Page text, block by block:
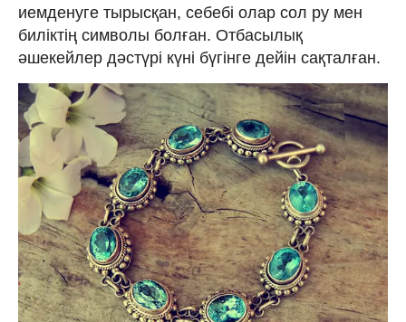
иемденуге тырысқан, себебі олар сол ру мен
биліктің символы болған. Отбасылық
әшекейлер дәстүрі күні бүгінге дейін сақталған.